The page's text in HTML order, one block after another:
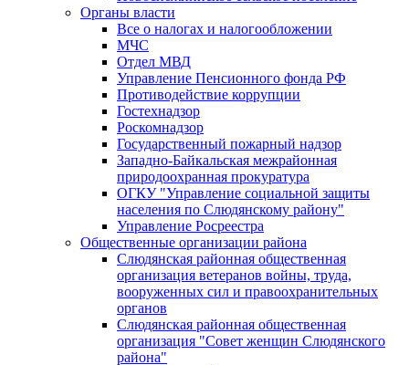
Органы власти
Все о налогах и налогообложении
МЧС
Отдел МВД
Управление Пенсионного фонда РФ
Противодействие коррупции
Гостехнадзор
Роскомнадзор
Государственный пожарный надзор
Западно-Байкальская межрайонная
природоохранная прокуратура
ОГКУ "Управление социальной защиты
населения по Слюдянскому району"
Управление Росреестра
Общественные организации района
Слюдянская районная общественная
организация ветеранов войны, труда,
вооруженных сил и правоохранительных
органов
Слюдянская районная общественная
организация "Совет женщин Слюдянского
района"